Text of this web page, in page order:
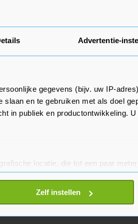
Advertentie-
gegevens (bijv. uw IP-
en te gebruiken met als doel
in publiek en productontwikkeling.
locatie, die tot een paar
te scannen op specifieke
worden verwerkt en stel uw
in de Cookieverklaring.
Zelf instellen
zij een
buurland Noord-
in 1998 het